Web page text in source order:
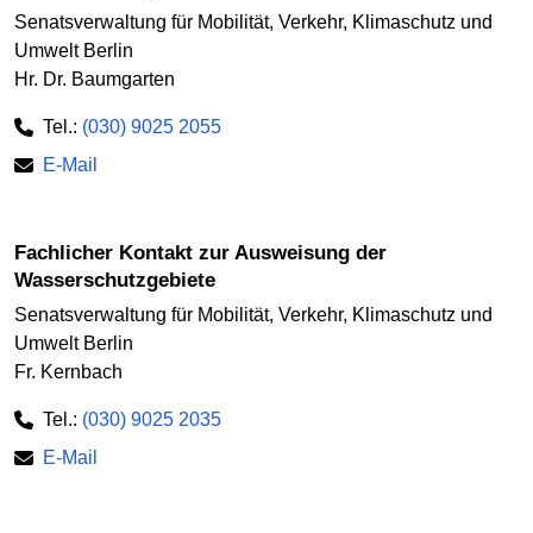
Senatsverwaltung für Mobilität, Verkehr, Klimaschutz und
Umwelt Berlin
Hr. Dr. Baumgarten
Tel.: (030) 9025 2055
E-Mail
Fachlicher Kontakt zur Ausweisung der
Wasserschutzgebiete
Senatsverwaltung für Mobilität, Verkehr, Klimaschutz und
Umwelt Berlin
Fr. Kernbach
Tel.: (030) 9025 2035
E-Mail